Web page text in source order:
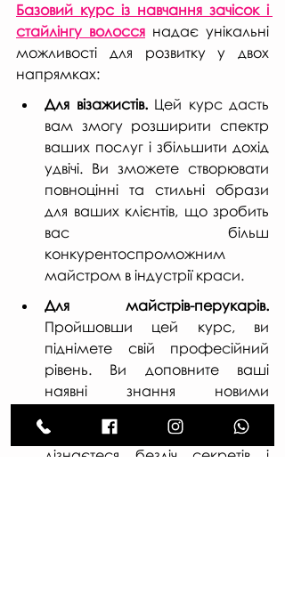
Базовий курс із навчання зачісок і
стайлінгу волосся надає унікальні
можливості для розвитку у двох
напрямках:
Для візажистів. Цей курс дасть
вам змогу розширити спектр
ваших послуг і збільшити дохід
удвічі. Ви зможете створювати
повноцінні та стильні образи
для ваших клієнтів, що зробить
вас більш
конкурентоспроможним
майстром в індустрії краси.
Пройшовши цей курс, ви
піднімете свій професійний
рівень. Ви доповните ваші
наявні знання новими
фундаментальною теорією. Ви
дізнаєтеся безліч секретів і